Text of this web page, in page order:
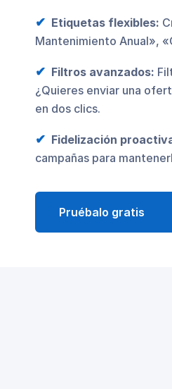
Etiquetas flexibles:
Mantenimiento Anual»,
Filtros avanzados:
¿Quieres enviar una
en dos clics.
Fidelización
campañas para
Pruébalo gratis